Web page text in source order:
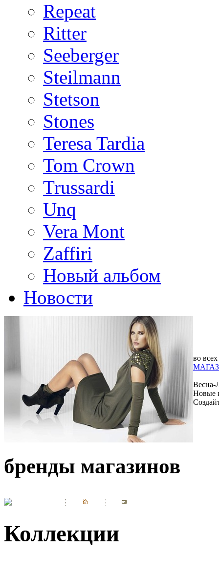
Repeat
Ritter
Seeberger
Steilmann
Stetson
Stones
Teresa Tardia
Tom Crown
Trussardi
Unq
Vera Mont
Zaffiri
Новый альбом
Новости
во всех
Весна-
Новые
бренды магазинов
Коллекции